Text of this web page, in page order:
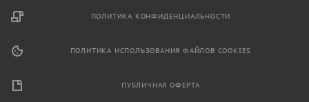
ПОЛИТИКА КОНФИДЕНЦИАЛЬНОСТИ
ПОЛИТИКА ИСПОЛЬЗОВАНИЯ ФАЙЛОВ COOKIES
ПУБЛИЧНАЯ ОФЕРТА